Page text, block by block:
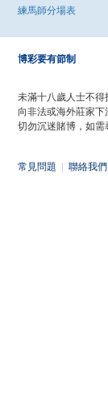
練馬師分場表
博彩要有節制
未滿十八歲人士不得
向非法或海外莊家下
切勿沉迷賭博，如需
常見問題 聯絡我們